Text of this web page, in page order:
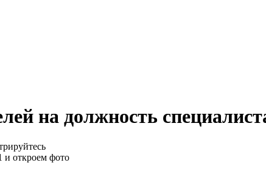
на должность
и откроем фото